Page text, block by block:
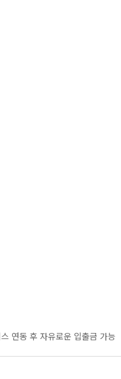
연동 후 자유로운 입출금 가능